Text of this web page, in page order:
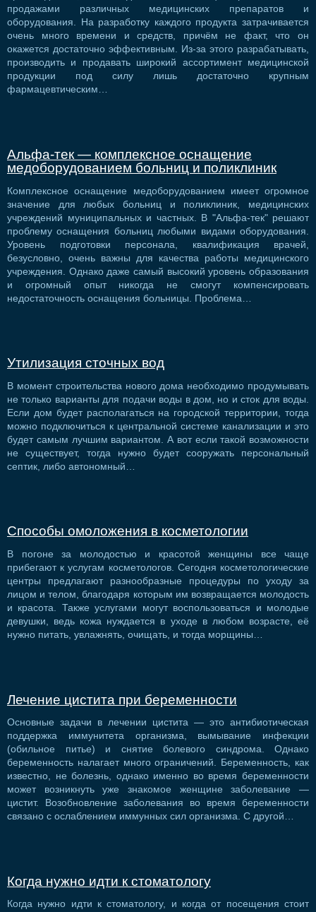
продажами различных медицинских препаратов и
оборудования. На разработку каждого продукта затрачивается
очень много времени и средств, причём не факт, что он
окажется достаточно эффективным. Из-за этого разрабатывать,
производить и продавать широкий ассортимент медицинской
продукции под силу лишь достаточно крупным
фармацевтическим…
Альфа-тек — комплексное оснащение
медоборудованием больниц и поликлиник
Комплексное оснащение медоборудованием имеет огромное
значение для любых больниц и поликлиник, медицинских
учреждений муниципальных и частных. В "Альфа-тек" решают
проблему оснащения больниц любыми видами оборудования.
Уровень подготовки персонала, квалификация врачей,
безусловно, очень важны для качества работы медицинского
учреждения. Однако даже самый высокий уровень образования
и огромный опыт никогда не смогут компенсировать
недостаточность оснащения больницы. Проблема…
Утилизация сточных вод
В момент строительства нового дома необходимо продумывать
не только варианты для подачи воды в дом, но и сток для воды.
Если дом будет располагаться на городской территории, тогда
можно подключиться к центральной системе канализации и это
будет самым лучшим вариантом. А вот если такой возможности
не существует, тогда нужно будет сооружать персональный
септик, либо автономный…
Способы омоложения в косметологии
В погоне за молодостью и красотой женщины все чаще
прибегают к услугам косметологов. Сегодня косметологические
центры предлагают разнообразные процедуры по уходу за
лицом и телом, благодаря которым им возвращается молодость
и красота. Также услугами могут воспользоваться и молодые
девушки, ведь кожа нуждается в уходе в любом возрасте, её
нужно питать, увлажнять, очищать, и тогда морщины…
Лечение цистита при беременности
Основные задачи в лечении цистита — это антибиотическая
поддержка иммунитета организма, вымывание инфекции
(обильное питье) и снятие болевого синдрома. Однако
беременность налагает много ограничений. Беременность, как
известно, не болезнь, однако именно во время беременности
может возникнуть уже знакомое женщине заболевание —
цистит. Возобновление заболевания во время беременности
связано с ослаблением иммунных сил организма. С другой…
Когда нужно идти к стоматологу
Когда нужно идти к стоматологу, и когда от посещения стоит